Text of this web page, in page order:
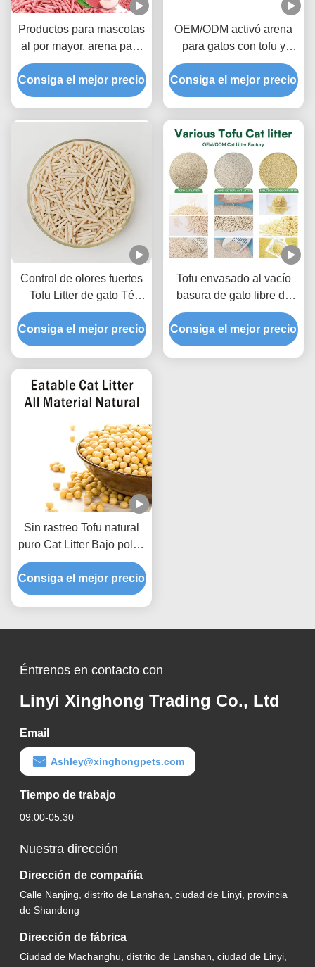
Productos para mascotas
al por mayor, arena para
gatos con aroma a
melocotón, tofu, arena
dulce ultraaglomerante
Consiga el mejor precio
OEM/ODM activó arena
para gatos con tofu y
carbón, fórmula
desodorizante avanzada,
arena para mascotas con
Consiga el mejor precio
Control de olores fuertes
Tofu Litter de gato Té
verde aromatizado Arena
natural Litter de mascotas
Consiga el mejor precio
Tofu envasado al vacío
basura de gato libre de
polvo gránulos sólidos de
soja para tiendas de
mascotas
Consiga el mejor precio
Sin rastreo Tofu natural
puro Cat Litter Bajo polvo
Hard Clumping Limpias
de patas fórmula
Consiga el mejor precio
Éntrenos en contacto con
Linyi Xinghong Trading Co., Ltd
Email
Ashley@xinghongpets.com
Tiempo de trabajo
09:00-05:30
Nuestra dirección
Dirección de compañía
Calle Nanjing, distrito de Lanshan, ciudad de Linyi, provincia
de Shandong
Dirección de fábrica
Ciudad de Machanghu, distrito de Lanshan, ciudad de Linyi,